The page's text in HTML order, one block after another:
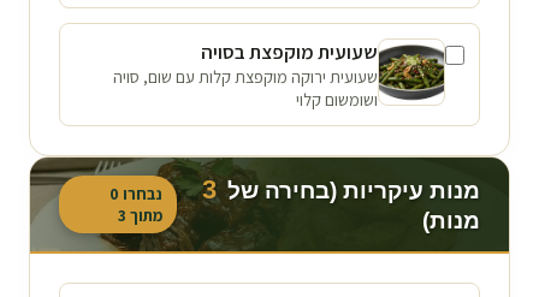
שעועית מוקפצת בסויה
שעועית ירוקה מוקפצת קלות עם שום, סויה
ושומשום קלוי
מנות עיקריות (בחירה של 3
מנות)
נבחרו 0
מתוך 3